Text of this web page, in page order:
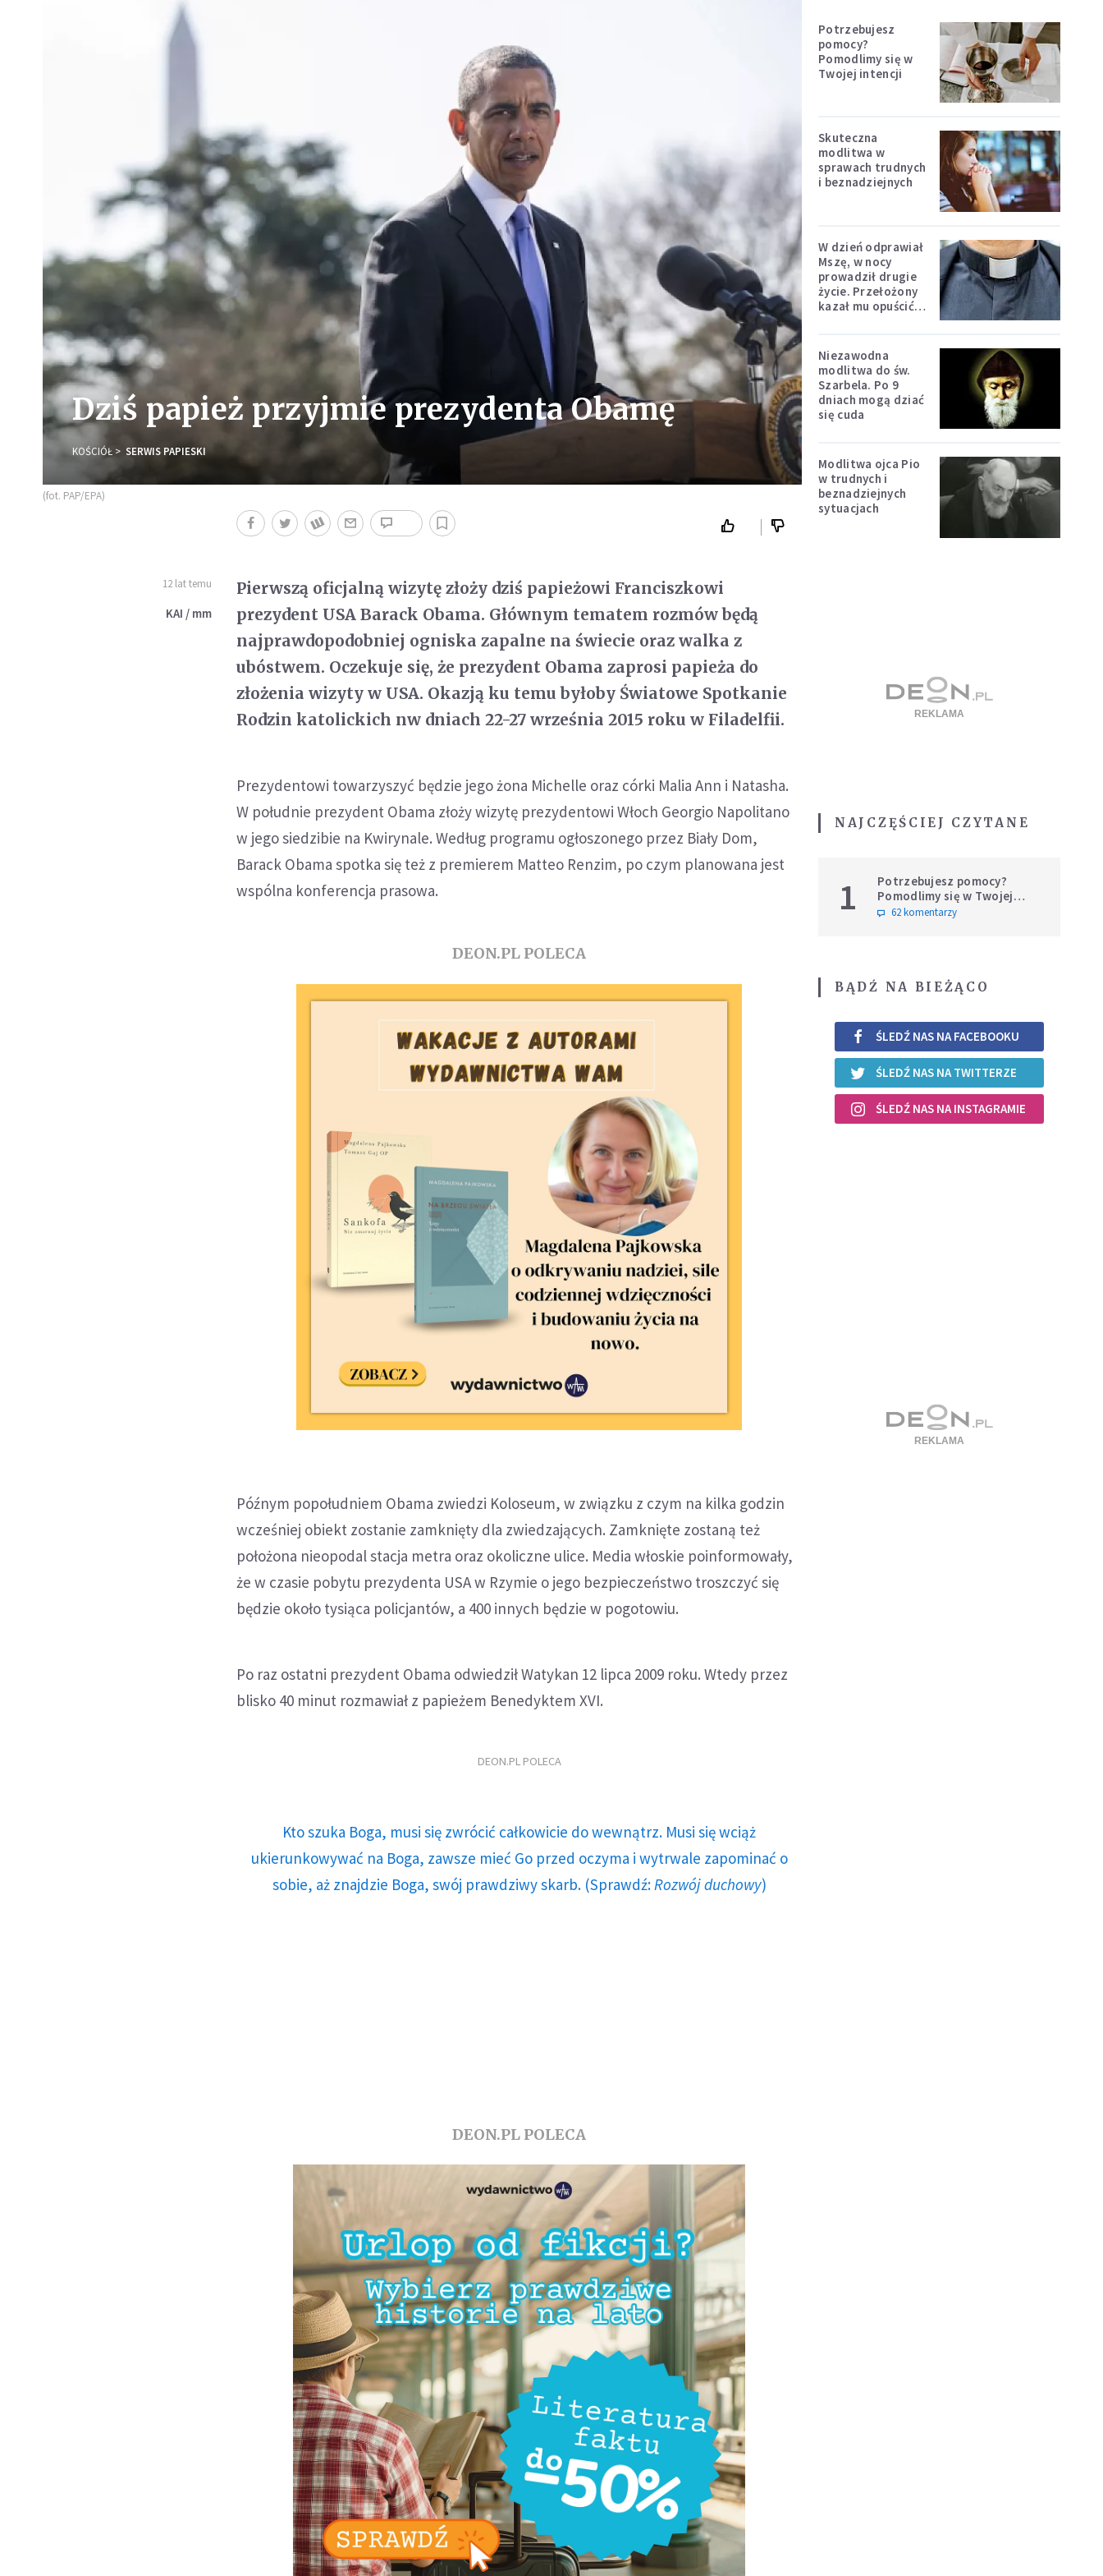
Dziś papież przyjmie prezydenta Obamę
KOŚCIÓŁ SERWIS PAPIESKI
(fot. PAP/EPA)
12 lat temu
KAI / mm
Pierwszą oficjalną wizytę złoży dziś papieżowi Franciszkowi
prezydent USA Barack Obama. Głównym tematem rozmów będą
najprawdopodobniej ogniska zapalne na świecie oraz walka z
ubóstwem. Oczekuje się, że prezydent Obama zaprosi papieża do
złożenia wizyty w USA. Okazją ku temu byłoby Światowe Spotkanie
Rodzin katolickich nw dniach 22-27 września 2015 roku w Filadelfii.
Prezydentowi towarzyszyć będzie jego żona Michelle oraz córki Malia Ann i Natasha.
W południe prezydent Obama złoży wizytę prezydentowi Włoch Georgio Napolitano
w jego siedzibie na Kwirynale. Według programu ogłoszonego przez Biały Dom,
Barack Obama spotka się też z premierem Matteo Renzim, po czym planowana jest
wspólna konferencja prasowa.
DEON.PL POLECA
Późnym popołudniem Obama zwiedzi Koloseum, w związku z czym na kilka godzin
wcześniej obiekt zostanie zamknięty dla zwiedzających. Zamknięte zostaną też
położona nieopodal stacja metra oraz okoliczne ulice. Media włoskie poinformowały,
że w czasie pobytu prezydenta USA w Rzymie o jego bezpieczeństwo troszczyć się
będzie około tysiąca policjantów, a 400 innych będzie w pogotowiu.
Po raz ostatni prezydent Obama odwiedził Watykan 12 lipca 2009 roku. Wtedy przez
blisko 40 minut rozmawiał z papieżem Benedyktem XVI.
DEON.PL POLECA
Kto szuka Boga, musi się zwrócić całkowicie do wewnątrz. Musi się wciąż
ukierunkowywać na Boga, zawsze mieć Go przed oczyma i wytrwale zapominać o
sobie, aż znajdzie Boga, swój prawdziwy skarb. (Sprawdź: Rozwój duchowy)
DEON.PL POLECA
Potrzebujesz
pomocy?
Pomodlimy się w
Twojej intencji
Skuteczna
modlitwa w
sprawach trudnych
i beznadziejnych
W dzień odprawiał
Mszę, w nocy
prowadził drugie
życie. Przełożony
kazał mu opuścić
Niezawodna
modlitwa do św.
Szarbela. Po 9
dniach mogą dziać
się cuda
Modlitwa ojca Pio
w trudnych i
beznadziejnych
sytuacjach
NAJCZĘŚCIEJ CZYTANE
1
Potrzebujesz pomocy?
Pomodlimy się w Twojej
intencji
62 komentarzy
BĄDŹ NA BIEŻĄCO
ŚLEDŹ NAS NA FACEBOOKU
ŚLEDŹ NAS NA TWITTERZE
ŚLEDŹ NAS NA INSTAGRAMIE